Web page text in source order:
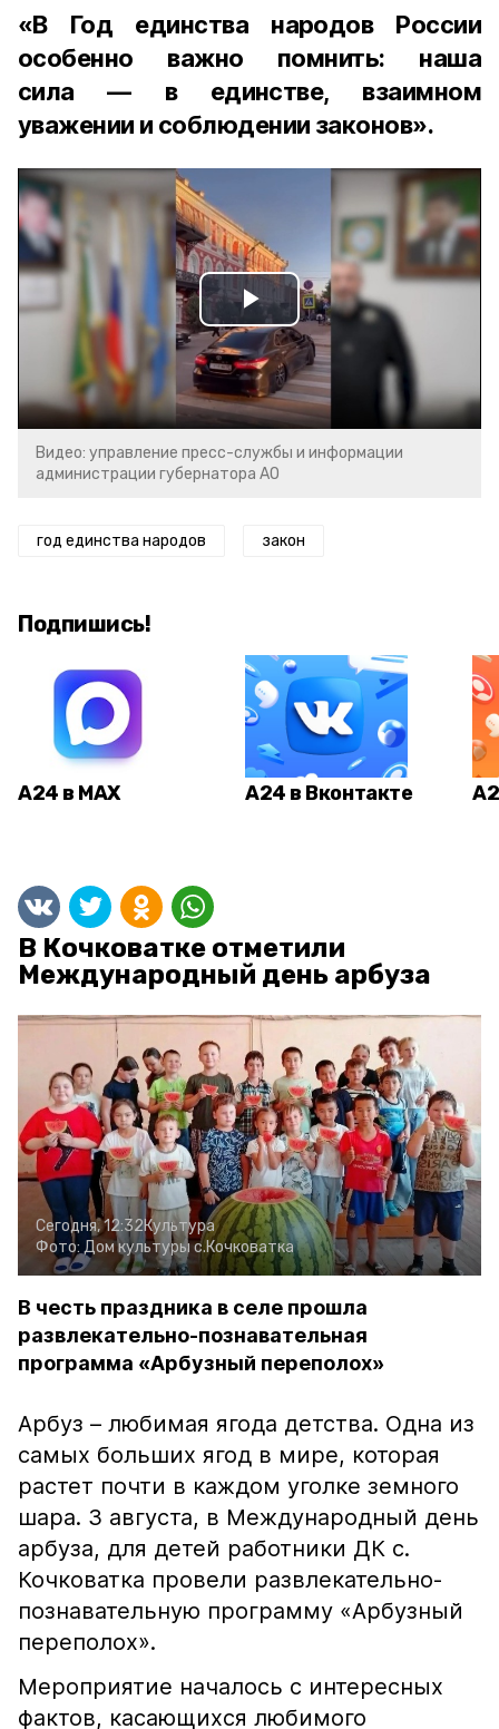
«В Год единства народов России
особенно важно помнить: наша
сила — в единстве, взаимном
уважении и соблюдении законов».
Play
Video
Видео: управление пресс-службы и информации
администрации губернатора АО
год единства народов закон
Подпишись!
А24 в MAX А24 в Вконтакте
В Кочковатке отметили
Международный день арбуза
Сегодня, 12:32Культура
Фото: Дом культуры с.Кочковатка
В честь праздника в селе прошла
развлекательно-познавательная
программа «Арбузный переполох»
Арбуз – любимая ягода детства. Одна из
самых больших ягод в мире, которая
растет почти в каждом уголке земного
шара. 3 августа, в Международный день
арбуза, для детей работники ДК с.
Кочковатка провели развлекательно-
познавательную программу «Арбузный
переполох».
Мероприятие началось с интересных
фактов, касающихся любимого